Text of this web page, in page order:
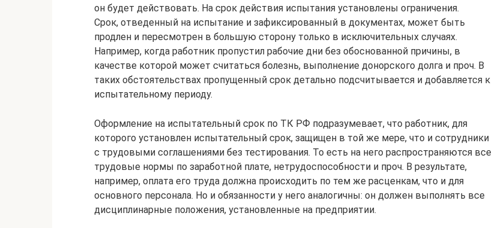
он будет действовать. На срок действия испытания установлены ограничения.
Срок, отведенный на испытание и зафиксированный в документах, может быть
продлен и пересмотрен в большую сторону только в исключительных случаях.
Например, когда работник пропустил рабочие дни без обоснованной причины, в
качестве которой может считаться болезнь, выполнение донорского долга и проч. В
таких обстоятельствах пропущенный срок детально подсчитывается и добавляется к
испытательному периоду.
Оформление на испытательный срок по ТК РФ подразумевает, что работник, для
которого установлен испытательный срок, защищен в той же мере, что и сотрудники
с трудовыми соглашениями без тестирования. То есть на него распространяются все
трудовые нормы по заработной плате, нетрудоспособности и проч. В результате,
например, оплата его труда должна происходить по тем же расценкам, что и для
основного персонала. Но и обязанности у него аналогичны: он должен выполнять все
дисциплинарные положения, установленные на предприятии.